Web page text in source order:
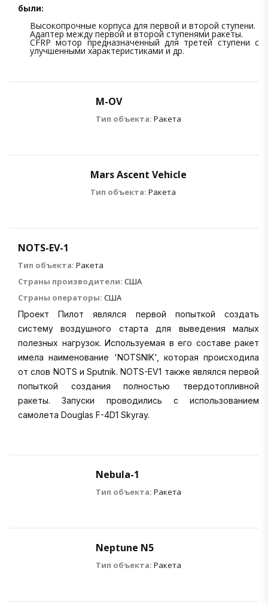
были:
Высокопрочные корпуса для первой и второй ступени.
Адаптер между первой и второй ступенями ракеты.
CFRP мотор предназначенный для третей ступени с
улучшенными характеристиками и др.
M-OV
Тип объекта: Ракета
Mars Ascent Vehicle
Тип объекта: Ракета
NOTS-EV-1
Тип объекта: Ракета
Страны производители: США
Страны операторы: США
Проект Пилот являлся первой попыткой создать
систему воздушного старта для выведения малых
полезных нагрузок. Используемая в его составе ракет
имела наименование 'NOTSNIK', которая происходила
от слов NOTS и Sputnik. NOTS-EV1 также являлся первой
попыткой создания полностью твердотопливной
ракеты. Запуски проводились с использованием
самолета Douglas F-4D1 Skyray.
Nebula-1
Тип объекта: Ракета
Neptune N5
Тип объекта: Ракета